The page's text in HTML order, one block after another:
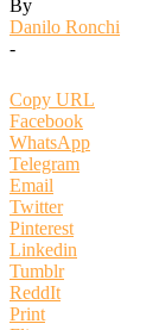
By
Danilo Ronchi
-
Copy URL
Facebook
WhatsApp
Telegram
Email
Twitter
Pinterest
Linkedin
Tumblr
ReddIt
Print